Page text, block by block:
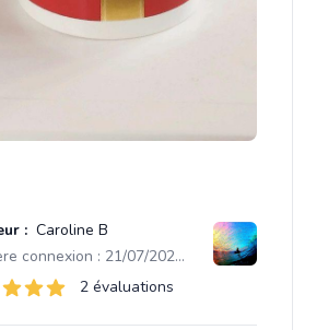
: Caroline B
Dernière connexion : 21/07/2026 21:23
étoiles 2 évaluations